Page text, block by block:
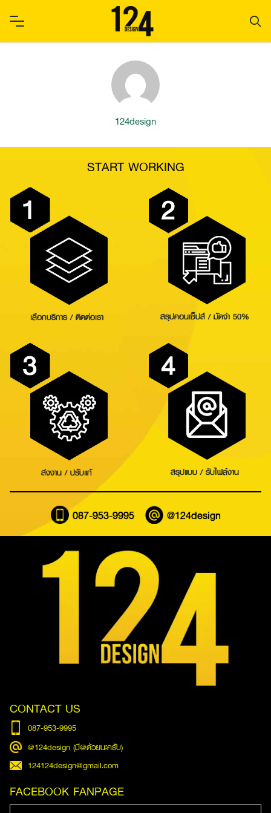
content
Search
124design
START WORKING
เลือกบริการ / ติดต่อเรา สรุปคอนเซ็ปส์ / มัดจำ 50%
ส่งงาน / ปรับแก้ สรุปแบบ / รับไฟล์งาน
087-953-9995 @124design
CONTACT US
087-953-9995
@124design (มี@ด้วยนะครับ)
124124design@gmail.com
FACEBOOK FANPAGE